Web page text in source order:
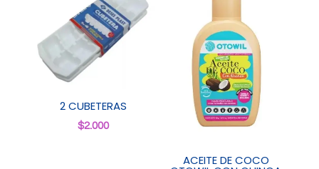
2 CUBETERAS
$2.000
ACEITE DE COCO